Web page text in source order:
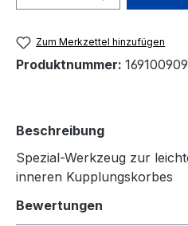
Zum Merkzettel hinzufügen
Produktnummer: 169100909
Beschreibung
Spezial-Werkzeug zur
inneren Kupplungskorbes
Bewertungen